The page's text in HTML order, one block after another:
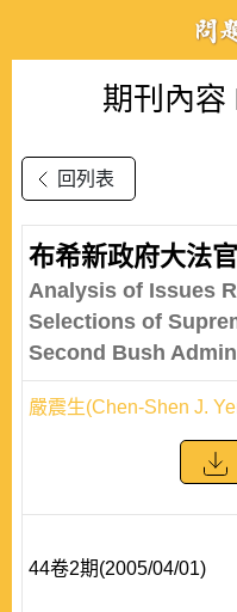
期刊內容
回列表
布希新政府大法
Analysis of Issues
Selections of
Second Bush
嚴震生(Chen-Shen J.
44卷2期(2005/04/01)